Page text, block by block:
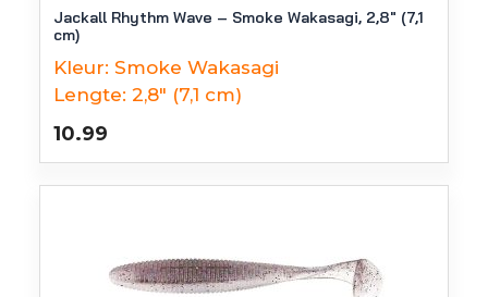
Jackall Rhythm Wave – Smoke Wakasagi, 2,8″ (7,1
cm)
Kleur: Smoke Wakasagi
Lengte: 2,8" (7,1 cm)
10.99